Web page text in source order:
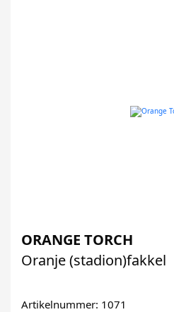
ORANGE TORCH
Oranje (stadion)fakkel
Artikelnummer: 1071